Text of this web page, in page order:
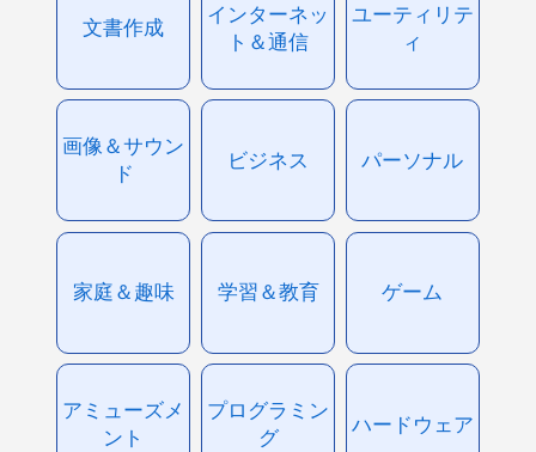
文書作成
インターネッ
ト＆通信
ユーティリテ
ィ
画像＆サウン
ド
ビジネス パーソナル
家庭＆趣味 学習＆教育 ゲーム
アミューズメ
ント
プログラミン
グ
ハードウェア